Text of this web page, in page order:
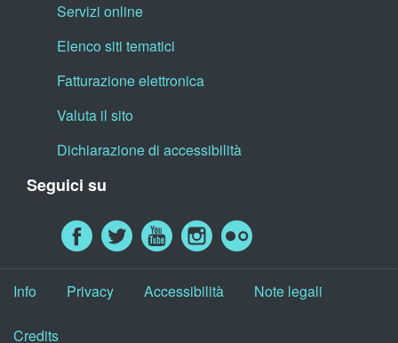
Servizi online
Elenco siti tematici
Fatturazione elettronica
Valuta il sito
Dichiarazione di accessibilità
Seguici su
Info Privacy Accessibilità Note legali
Credits